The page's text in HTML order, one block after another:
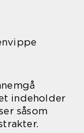
indeholder
såsom